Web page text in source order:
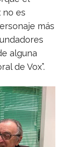
no es
más
alguna
de Vox”.